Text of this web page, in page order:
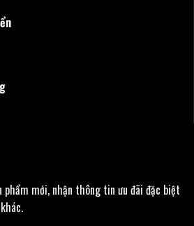
phẩm mới, nhận thông tin ưu đãi đặc biệt